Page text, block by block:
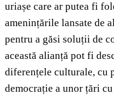
uriașe care ar putea fi
amenințările lansate de
pentru a găsi soluții de
această alianță pot fi
diferențele culturale, cu
democrație a unor țări